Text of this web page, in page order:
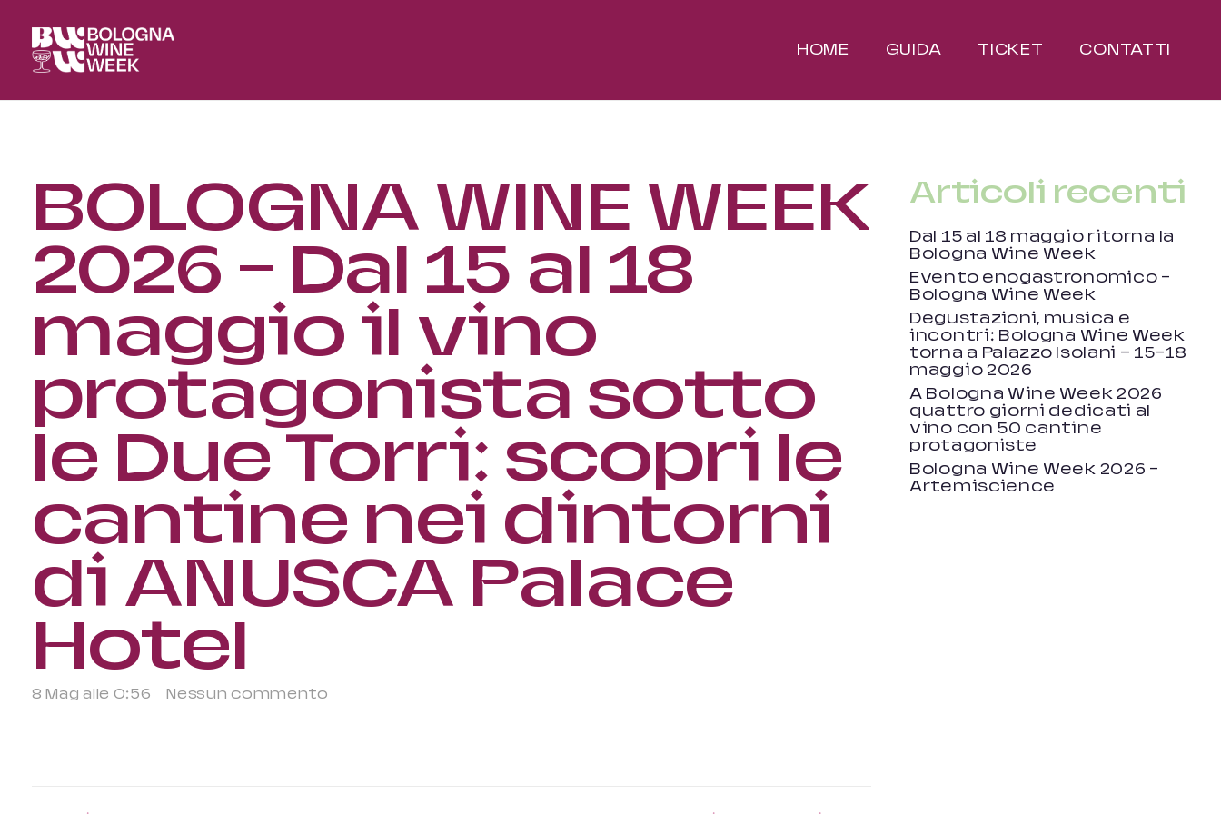
HOME GUIDA TICKET CONTATTI
BOLOGNA WINE WEEK
2026 – Dal 15 al 18
maggio il vino
protagonista sotto
le Due Torri: scopri le
cantine nei dintorni
di ANUSCA Palace
Hotel
8 Mag alle 0:56 Nessun commento
Articoli recenti
Dal 15 al 18 maggio ritorna la
Bologna Wine Week
Evento enogastronomico –
Bologna Wine Week
Degustazioni, musica e
incontri: Bologna Wine Week
torna a Palazzo Isolani — 15-18
maggio 2026
A Bologna Wine Week 2026
quattro giorni dedicati al
vino con 50 cantine
protagoniste
Bologna Wine Week 2026 –
Artemiscience